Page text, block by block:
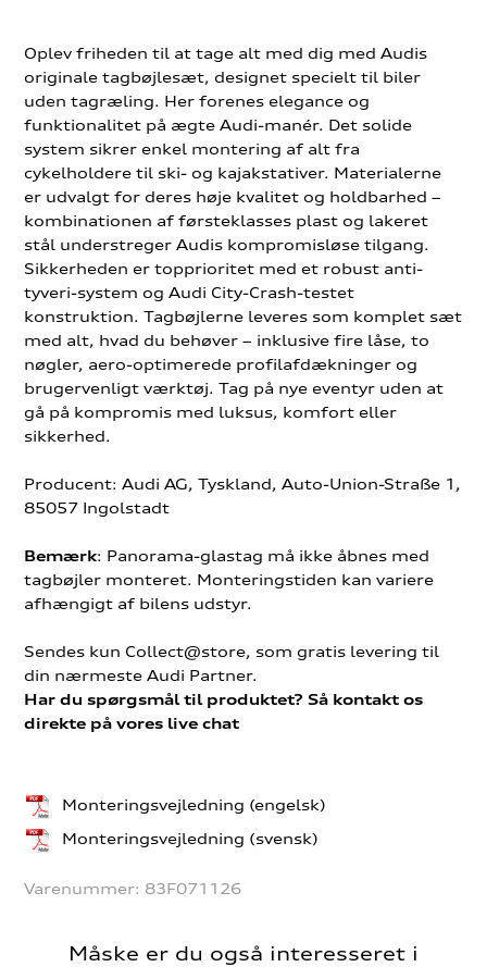
Oplev friheden til at tage alt med dig med Audis
originale tagbøjlesæt, designet specielt til biler
uden tagræling. Her forenes elegance og
funktionalitet på ægte Audi-manér. Det solide
system sikrer enkel montering af alt fra
cykelholdere til ski- og kajakstativer. Materialerne
er udvalgt for deres høje kvalitet og holdbarhed –
kombinationen af førsteklasses plast og lakeret
stål understreger Audis kompromisløse tilgang.
Sikkerheden er topprioritet med et robust anti-
tyveri-system og Audi City-Crash-testet
konstruktion. Tagbøjlerne leveres som komplet sæt
med alt, hvad du behøver – inklusive fire låse, to
nøgler, aero-optimerede profilafdækninger og
brugervenligt værktøj. Tag på nye eventyr uden at
gå på kompromis med luksus, komfort eller
sikkerhed.
Producent: Audi AG, Tyskland, Auto-Union-Straße 1,
85057 Ingolstadt
Bemærk: Panorama-glastag må ikke åbnes med
tagbøjler monteret. Monteringstiden kan variere
afhængigt af bilens udstyr.
Sendes kun Collect@store, som gratis levering til
din nærmeste Audi Partner.
Har du spørgsmål til produktet? Så kontakt os
direkte på vores live chat
Monteringsvejledning (engelsk)
Monteringsvejledning (svensk)
Varenummer: 83F071126
Måske er du også interesseret i